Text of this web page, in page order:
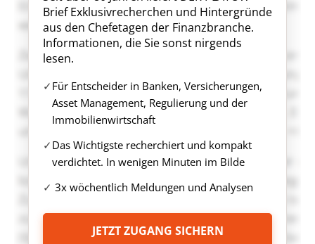
Brief Exklusivrecherchen und Hintergründe
aus den Chefetagen der Finanzbranche.
Informationen, die Sie sonst nirgends
lesen.
Für Entscheider in Banken, Versicherungen,
Asset Management, Regulierung und der
Immobilienwirtschaft
Das Wichtigste recherchiert und kompakt
verdichtet. In wenigen Minuten im Bilde
3x wöchentlich Meldungen und Analysen
JETZT ZUGANG SICHERN